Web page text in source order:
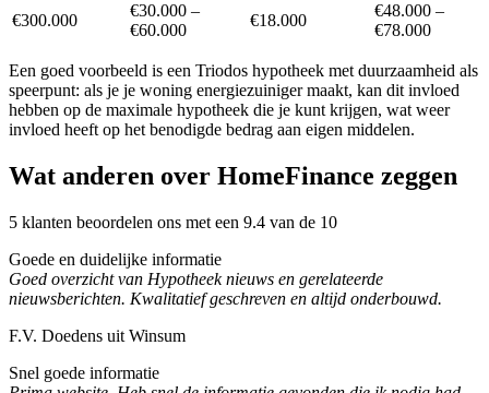
€300.000
€30.000 –
€60.000
€18.000
€48.000 –
€78.000
Een goed voorbeeld is een Triodos hypotheek met duurzaamheid als
speerpunt: als je je woning energiezuiniger maakt, kan dit invloed
hebben op de maximale hypotheek die je kunt krijgen, wat weer
invloed heeft op het benodigde bedrag aan eigen middelen.
Wat anderen over HomeFinance zeggen
5 klanten beoordelen ons met een 9.4 van de 10
Goede en duidelijke informatie
Goed overzicht van Hypotheek nieuws en gerelateerde
nieuwsberichten. Kwalitatief geschreven en altijd onderbouwd.
F.V. Doedens uit Winsum
Snel goede informatie